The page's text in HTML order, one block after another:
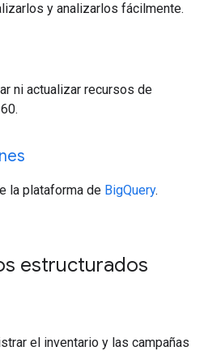
y analizarlos fácilmente.
ni actualizar recursos de
la plataforma de BigQuery.
estructurados
el inventario y las campañas